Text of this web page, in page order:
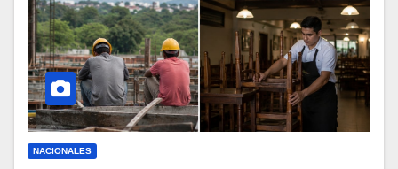
NACIONALES